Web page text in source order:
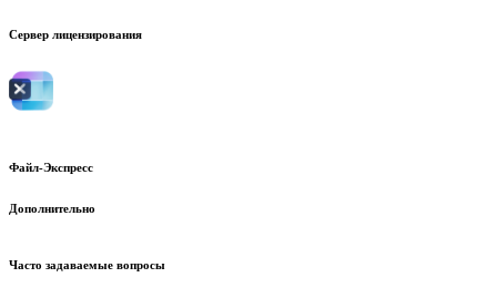
Сервер лицензирования
Файл-Экспресс
Дополнительно
Часто задаваемые вопросы